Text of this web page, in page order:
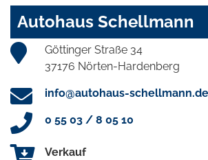
Autohaus Schellmann
Göttinger Straße 34
37176 Nörten-Hardenberg
info@autohaus-schellmann.de
0 55 03 / 8 05 10
Verkauf